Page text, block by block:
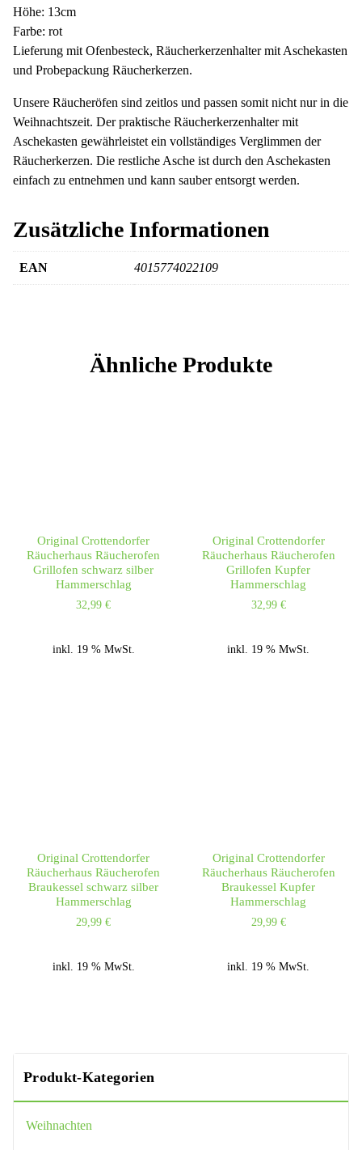
Höhe: 13cm
Farbe: rot
Lieferung mit Ofenbesteck, Räucherkerzenhalter mit Aschekasten
und Probepackung Räucherkerzen.
Unsere Räucheröfen sind zeitlos und passen somit nicht nur in die
Weihnachtszeit. Der praktische Räucherkerzenhalter mit
Aschekasten gewährleistet ein vollständiges Verglimmen der
Räucherkerzen. Die restliche Asche ist durch den Aschekasten
einfach zu entnehmen und kann sauber entsorgt werden.
Zusätzliche Informationen
EAN 4015774022109
Ähnliche Produkte
Original Crottendorfer
Räucherhaus Räucherofen
Grillofen schwarz silber
Hammerschlag
32,99€
inkl. 19 % MwSt.
Original Crottendorfer
Räucherhaus Räucherofen
Grillofen Kupfer
Hammerschlag
32,99 €
inkl. 19 % MwSt.
Original Crottendorfer
Räucherhaus Räucherofen
Braukessel schwarz silber
Hammerschlag
29,99€
inkl. 19 % MwSt.
Original Crottendorfer
Räucherhaus Räucherofen
Braukessel Kupfer
Hammerschlag
29,99 €
inkl. 19 % MwSt.
Produkt-Kategorien
Weihnachten